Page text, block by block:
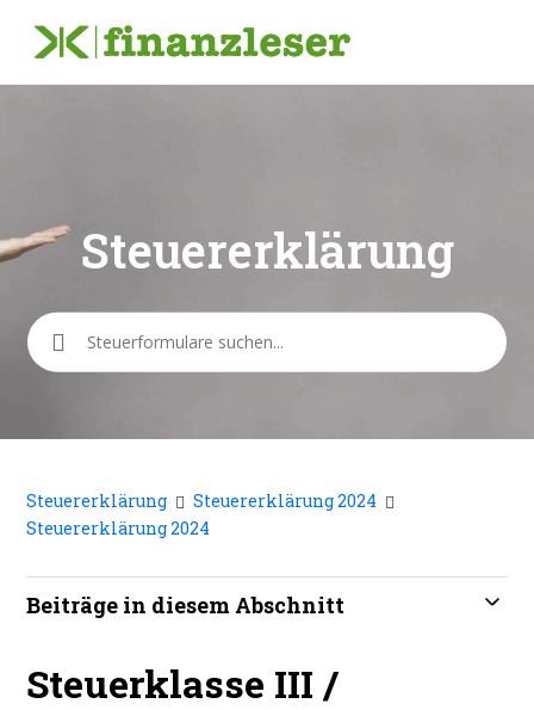
Steuererklärung
Suche
Steuererklärung
Steuererklärung 2024
Steuererklärung 2024
Beiträge in diesem Abschnitt
Steuerklasse III /